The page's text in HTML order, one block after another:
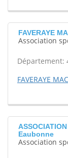
FAVERAYE
Association
Département:
FAVERAYE
Eaubonne
Association